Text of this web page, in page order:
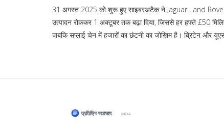
31 अगस्त 2025 को शुरू हुए साइबरअटैक ने Jaguar Land Rover
उत्पादन रोककर 1 अक्टूबर तक बढ़ा दिया, जिससे हर हफ्ते £50
जबकि सप्लाई चेन में हजारों का छंटनी का जोखिम है। ब्रिटेन और